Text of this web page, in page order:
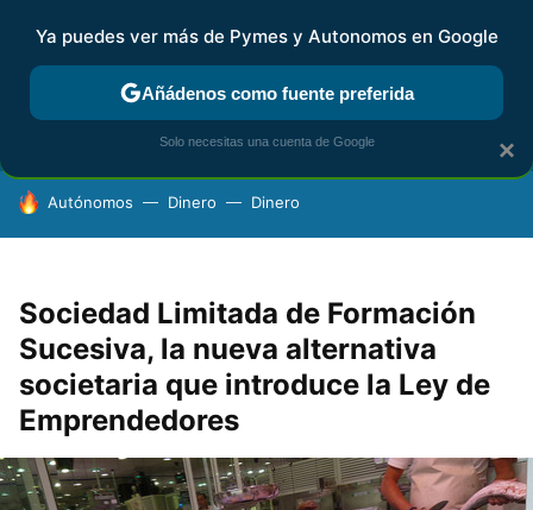
FISCALIDAD Y CONTABILIDAD KIT DIGITAL RENTA
HOY SE HABLA DE
Autónomos Dinero Dinero
Sociedad Limitada de Formación
Sucesiva, la nueva alternativa
societaria que introduce la Ley de
Emprendedores
×
Ya puedes ver más de Pymes y Autonomos en Google
Añádenos como fuente preferida
Solo necesitas una cuenta de Google